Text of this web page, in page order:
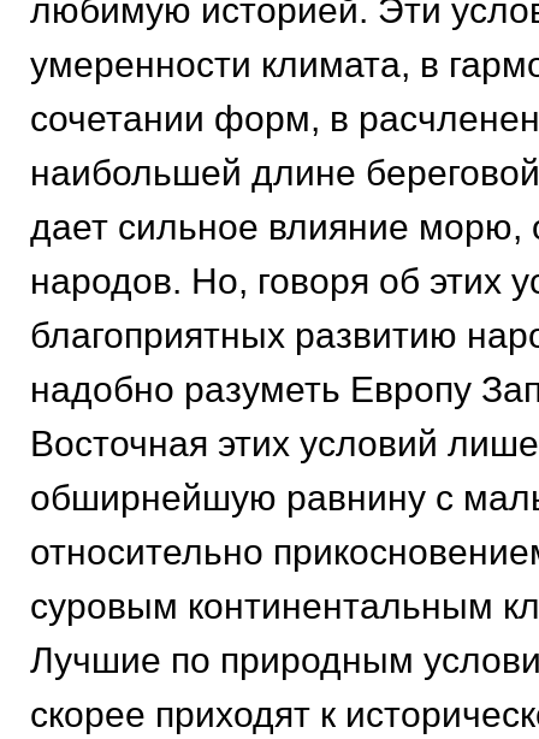
любимую историей. Эти
умеренности климата, в
сочетании форм, в
наибольшей длине
дает сильное влияние
народов. Но, говоря об этих
благоприятных развитию
надобно разуметь Европу
Восточная этих условий
обширнейшую равнину с
относительно
суровым континентальным
Лучшие по природным
скорее приходят к